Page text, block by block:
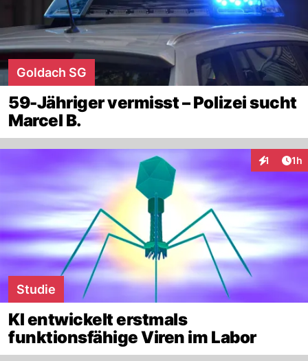
Goldach SG
59-Jähriger vermisst – Polizei sucht
Marcel B.
1 1h
Studie
KI entwickelt erstmals
funktionsfähige Viren im Labor